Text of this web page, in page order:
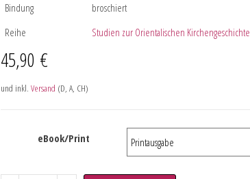
Bindung
broschiert
Reihe
Studien zur Orientalischen Kirchengeschichte
45,90 €
und inkl. Versand (D, A, CH)
eBook/Print